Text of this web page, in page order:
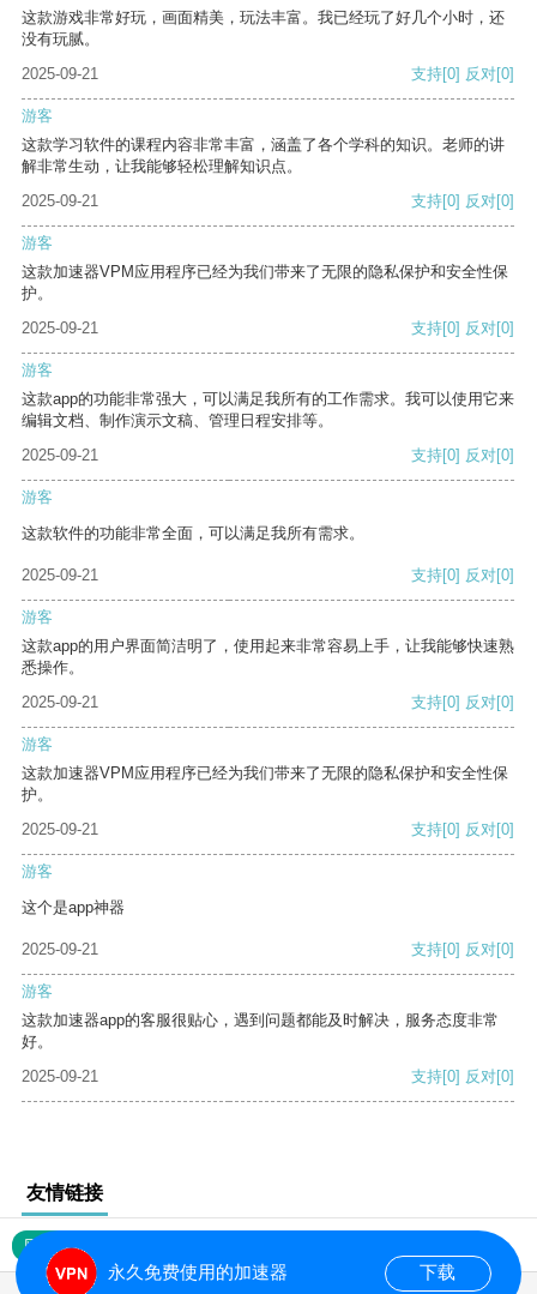
这款游戏非常好玩，画面精美，玩法丰富。我已经玩了好几个小时，还
没有玩腻。
2025-09-21
支持[0] 反对[0]
游客
这款学习软件的课程内容非常丰富，涵盖了各个学科的知识。老师的讲
解非常生动，让我能够轻松理解知识点。
2025-09-21
支持[0] 反对[0]
游客
这款加速器VPM应用程序已经为我们带来了无限的隐私保护和安全性保
护。
2025-09-21
支持[0] 反对[0]
游客
这款app的功能非常强大，可以满足我所有的工作需求。我可以使用它来
编辑文档、制作演示文稿、管理日程安排等。
2025-09-21
支持[0] 反对[0]
游客
这款软件的功能非常全面，可以满足我所有需求。
2025-09-21 支持[0] 反对[0]
游客
这款app的用户界面简洁明了，使用起来非常容易上手，让我能够快速熟
悉操作。
2025-09-21
支持[0] 反对[0]
游客
这款加速器VPM应用程序已经为我们带来了无限的隐私保护和安全性保
护。
2025-09-21
支持[0] 反对[0]
游客
这个是app神器
2025-09-21 支持[0] 反对[0]
游客
这款加速器app的客服很贴心，遇到问题都能及时解决，服务态度非常
好。
2025-09-21
支持[0] 反对[0]
友情链接
网站地图
永久免费使用的加速器 下载